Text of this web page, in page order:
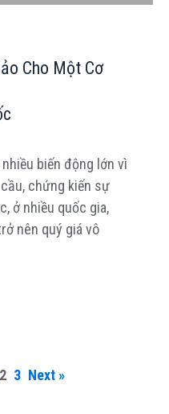
Cho Một Cơ
biến động lớn vì
chứng kiến sự
ở nhiều quốc gia,
nên quý giá vô
2 3 Next »